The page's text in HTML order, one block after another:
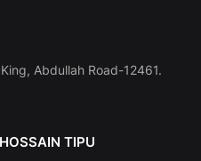
Abdullah Road-12461.
TIPU